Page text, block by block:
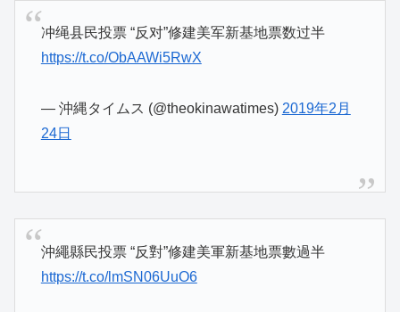
冲绳县民投票 “反对”修建美军新基地票数过半
https://t.co/ObAAWi5RwX
— 沖縄タイムス (@theokinawatimes) 2019年2月
24日
沖繩縣民投票 “反對”修建美軍新基地票數過半
https://t.co/lmSN06UuO6